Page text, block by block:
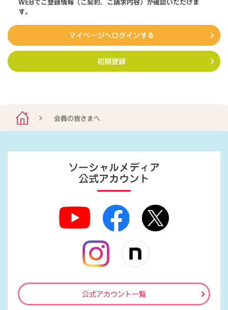
WEBでご登録情報（ご契約、ご請求内容）が確認いただけま
す。
マイページへログインする
初期登録
会員の皆さまへ
ソーシャルメディア
公式アカウント
公式アカウント一覧